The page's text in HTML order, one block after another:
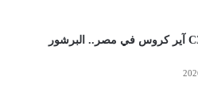
سيتروين C3 آير كروس في مصر.. البرشور